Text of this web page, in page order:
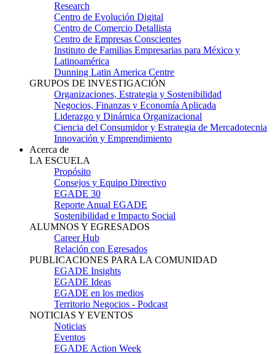
Research
Centro de Evolución Digital
Centro de Comercio Detallista
Centro de Empresas Conscientes
Instituto de Familias Empresarias para México y
Latinoamérica
Dunning Latin America Centre
GRUPOS DE INVESTIGACIÓN
Organizaciones, Estrategia y Sostenibilidad
Negocios, Finanzas y Economía Aplicada
Liderazgo y Dinámica Organizacional
Ciencia del Consumidor y Estrategia de Mercadotecnia
Innovación y Emprendimiento
Acerca de
LA ESCUELA
Propósito
Consejos y Equipo Directivo
EGADE 30
Reporte Anual EGADE
Sostenibilidad e Impacto Social
ALUMNOS Y EGRESADOS
Career Hub
Relación con Egresados
PUBLICACIONES PARA LA COMUNIDAD
EGADE Insights
EGADE Ideas
EGADE en los medios
Territorio Negocios - Podcast
NOTICIAS Y EVENTOS
Noticias
Eventos
EGADE Action Week